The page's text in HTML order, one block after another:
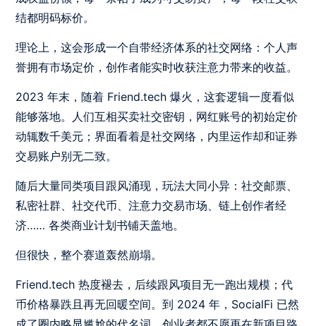
结都明码标价。
理论上，这会形成一个自带经济体系的社交网络：个人声
誉拥有市场定价，创作者能实时收获注意力带来的收益。
2023 年末，随着 Friend.tech 爆火，这套逻辑一度看似
能够落地。人们互相买卖社交密钥，网红账号的初始定价
动辄数千美元；界面看着是社交网络，内里运作却和证券
交易账户别无二致。
随后大量同类项目跟风涌现，玩法大同小异：社交邮票、
私密社群、社交代币、注意力交易市场、链上创作者经
济…… 各类商业计划书铺天盖地。
但很快，整个赛道轰然崩塌。
Friend.tech 热度褪去，后续跟风项目无一跑出规模；代
币价格暴跌且再无回暖空间。到 2024 年，SocialFi 已然